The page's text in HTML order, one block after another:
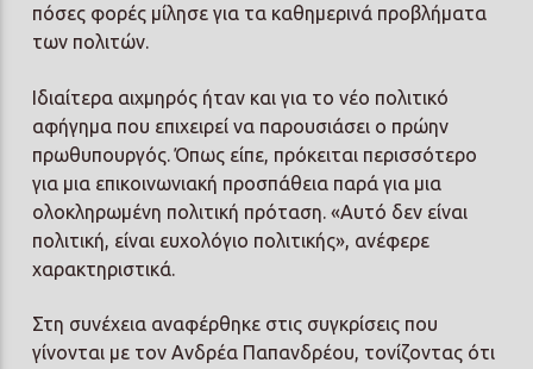
πόσες φορές μίλησε για τα καθημερινά προβλήματα
των πολιτών.
Ιδιαίτερα αιχμηρός ήταν και για το νέο πολιτικό
αφήγημα που επιχειρεί να παρουσιάσει ο πρώην
πρωθυπουργός. Όπως είπε, πρόκειται περισσότερο
για μια επικοινωνιακή προσπάθεια παρά για μια
ολοκληρωμένη πολιτική πρόταση. «Αυτό δεν είναι
πολιτική, είναι ευχολόγιο πολιτικής», ανέφερε
χαρακτηριστικά.
Στη συνέχεια αναφέρθηκε στις συγκρίσεις που
γίνονται με τον Ανδρέα Παπανδρέου, τονίζοντας ότι